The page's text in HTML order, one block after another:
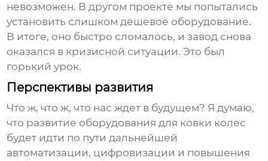
невозможен. В другом проекте мы попытались
установить слишком дешевое оборудование.
В итоге, оно быстро сломалось, и завод снова
оказался в кризисной ситуации. Это был
горький урок.
Перспективы развития
Что ж, что ж, что нас ждет в будущем? Я думаю,
что развитие оборудования для ковки колес
будет идти по пути дальнейшей
автоматизации, цифровизации и повышения